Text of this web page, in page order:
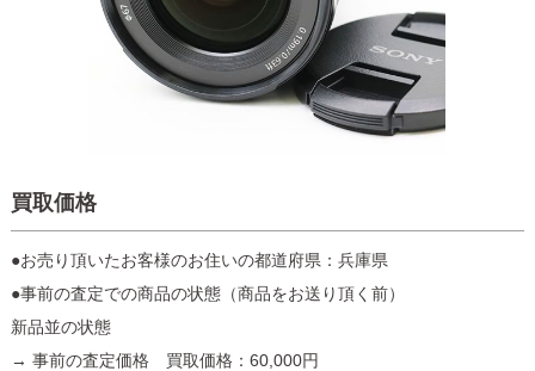
買取価格
●お売り頂いたお客様のお住いの都道府県：兵庫県
●事前の査定での商品の状態（商品をお送り頂く前）
新品並の状態
→ 事前の査定価格 買取価格：60,000円